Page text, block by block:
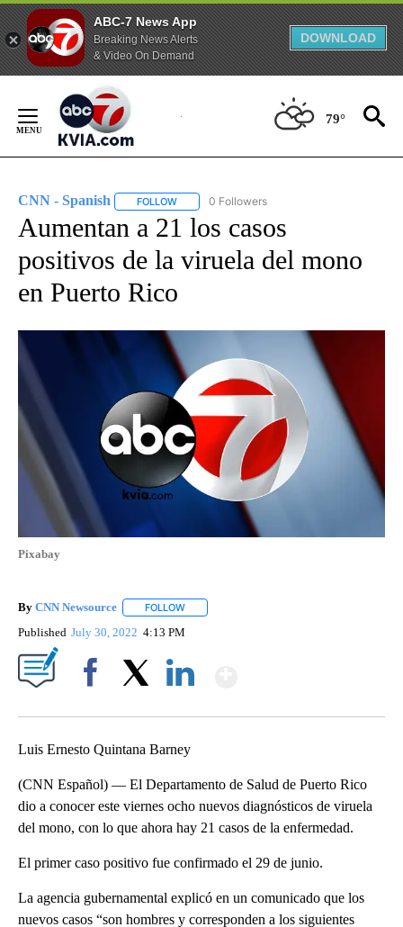
ABC-7 News App
Breaking News Alerts
& Video On Demand
DOWNLOAD
Content
79°
CNN - Spanish FOLLOW FOLLOW "CNN - SPANISH" TO RECEIVE
0 Followers
Aumentan a 21 los casos
positivos de la viruela del mono
en Puerto Rico
Pixabay
By CNN Newsource FOLLOW
Published July 30, 2022 4:13 PM
Luis Ernesto Quintana Barney
(CNN Español) — El Departamento de Salud de Puerto Rico
dio a conocer este viernes ocho nuevos diagnósticos de viruela
del mono, con lo que ahora hay 21 casos de la enfermedad.
El primer caso positivo fue confirmado el 29 de junio.
La agencia gubernamental explicó en un comunicado que los
nuevos casos “son hombres y corresponden a los siguientes